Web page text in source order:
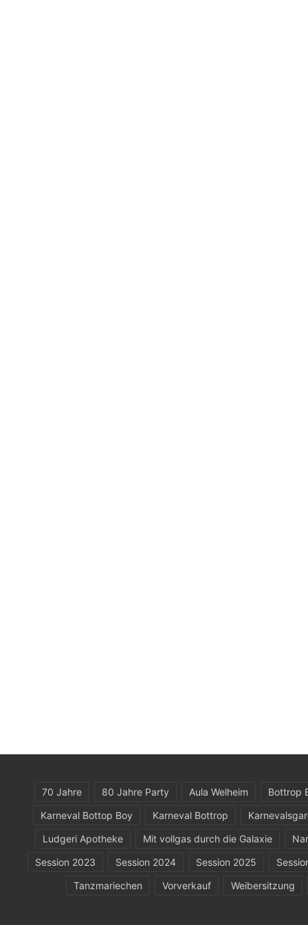
70 Jahre 80 Jahre Party Aula Welheim Bottrop
Karneval Bottop Boy
Karneval Bottrop
Ludgeri Apotheke
Mit vollgas durch die Galaxie
Session 2023
Session 2024 Session 2025
Tanzmariechen
Vorverkauf Weibersitzung